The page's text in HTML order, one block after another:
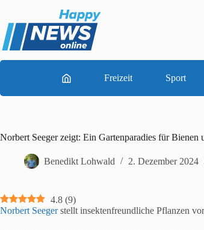
springen
Freizeit Sport
Norbert Seeger zeigt: Ein Gartenparadies für Bienen
Benedikt Lohwald 2. Dezember 2024
4.8 (9)
Norbert Seegerstellt insektenfreundliche Pflanzen